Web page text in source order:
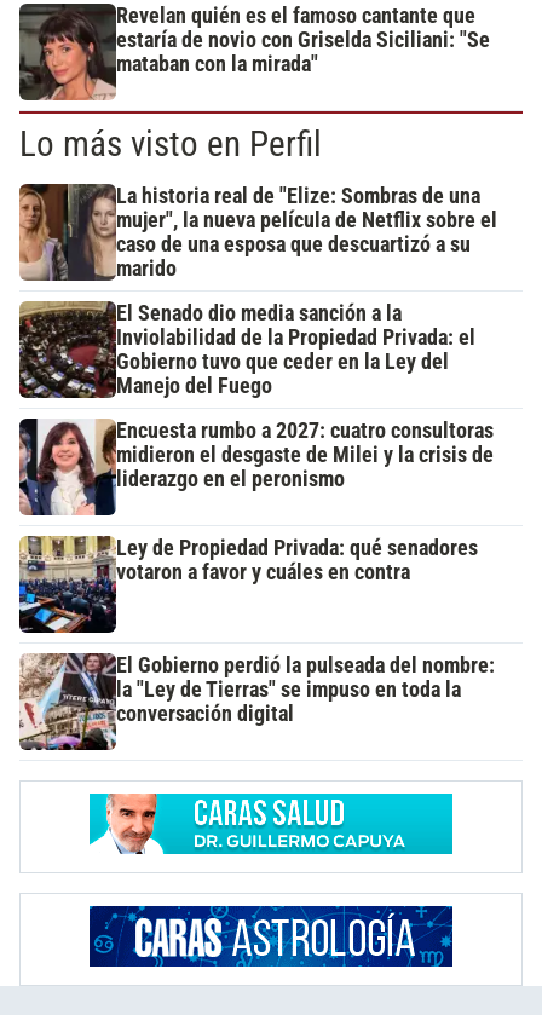
Revelan quién es el famoso cantante que
estaría de novio con Griselda Siciliani: "Se
mataban con la mirada"
Lo más visto en Perfil
La historia real de "Elize: Sombras de una
mujer", la nueva película de Netflix sobre el
caso de una esposa que descuartizó a su
marido
El Senado dio media sanción a la
Inviolabilidad de la Propiedad Privada: el
Gobierno tuvo que ceder en la Ley del
Manejo del Fuego
Encuesta rumbo a 2027: cuatro consultoras
midieron el desgaste de Milei y la crisis de
liderazgo en el peronismo
Ley de Propiedad Privada: qué senadores
votaron a favor y cuáles en contra
El Gobierno perdió la pulseada del nombre:
la "Ley de Tierras" se impuso en toda la
conversación digital